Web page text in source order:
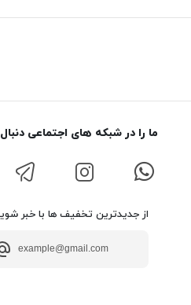
ما را در شبکه های اجتماعی
از جدیدترین تخفیف ها با خبر